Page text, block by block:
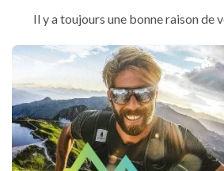
Il y a toujours une bonne raison de